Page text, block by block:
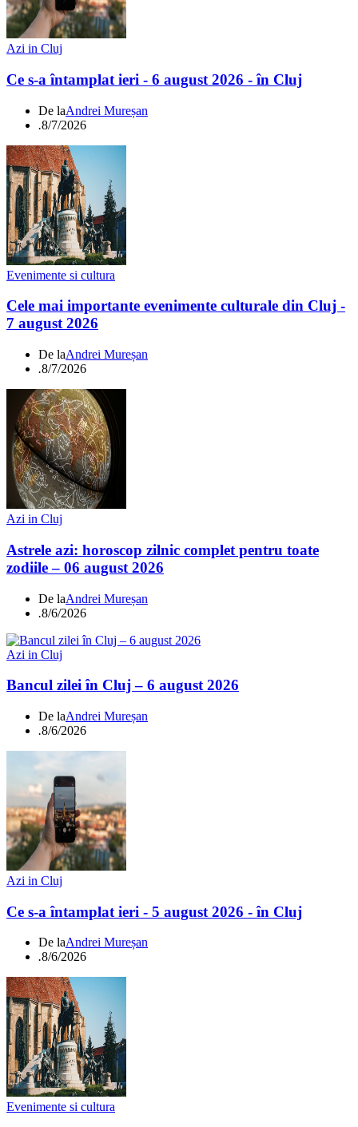
Azi in Cluj
Ce s-a întamplat ieri - 6 august 2026 - în Cluj
De laAndrei Mureșan
.8/7/2026
Evenimente si cultura
Cele mai importante evenimente culturale din Cluj -
7 august 2026
De laAndrei Mureșan
.8/7/2026
Azi in Cluj
Astrele azi: horoscop zilnic complet pentru toate
zodiile – 06 august 2026
De laAndrei Mureșan
.8/6/2026
Azi in Cluj
Bancul zilei în Cluj – 6 august 2026
De laAndrei Mureșan
.8/6/2026
Azi in Cluj
Ce s-a întamplat ieri - 5 august 2026 - în Cluj
De laAndrei Mureșan
.8/6/2026
Evenimente si cultura